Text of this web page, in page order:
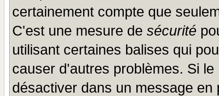
certainement compte que
C'est une mesure de sécurité
utilisant certaines balises qui
causer d'autres problèmes. Si
désactiver dans un message